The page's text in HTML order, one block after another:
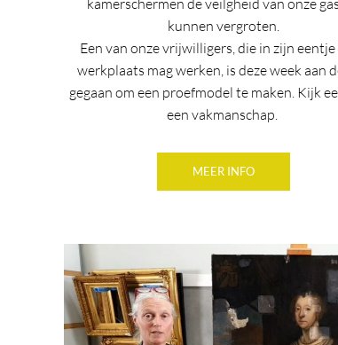
kamerschermen de veilgheid van onze
kunnen vergroten.
Een van onze vrijwilligers, die in zijn eentje
werkplaats mag werken, is deze week aan
gegaan om een proefmodel te maken. Kijk
een vakmanschap.
MEER INFO